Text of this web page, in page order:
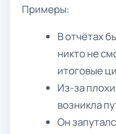
Примеры:
В отчётах
никто не
итоговые
Из-за
возникла
Он